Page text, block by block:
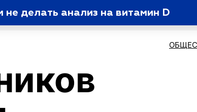
делать анализ на витамин D